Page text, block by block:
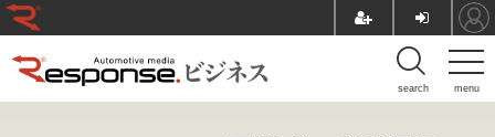
menu
search